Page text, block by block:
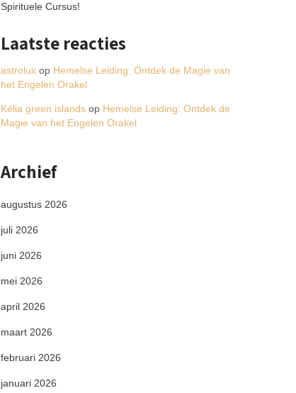
Spirituele Cursus!
Laatste reacties
astrolux op Hemelse Leiding: Ontdek de Magie van
het Engelen Orakel
Kélia green islands op Hemelse Leiding: Ontdek de
Magie van het Engelen Orakel
Archief
augustus 2026
juli 2026
juni 2026
mei 2026
april 2026
maart 2026
februari 2026
januari 2026